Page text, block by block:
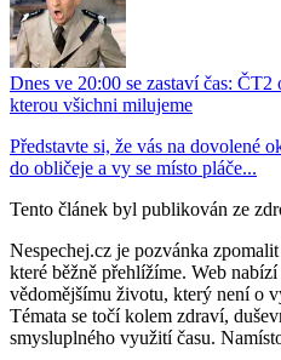
Dnes ve 20:00 se zastaví čas:
kterou všichni milujeme
Představte si, že vás na dovolené
do obličeje a vy se místo pláče...
Tento článek byl publikován ze
Nespechej.cz je pozvánka
které běžně přehlížíme. Web
vědomějšímu životu, který není o
Témata se točí kolem zdraví,
smysluplného využití času.